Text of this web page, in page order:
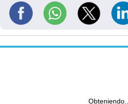
Obteniendo...